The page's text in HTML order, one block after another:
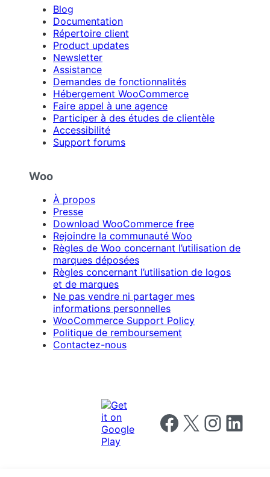
Blog
Documentation
Répertoire client
Product updates
Newsletter
Assistance
Demandes de fonctionnalités
Hébergement WooCommerce
Faire appel à une agence
Participer à des études de clientèle
Accessibilité
Support forums
Woo
À propos
Presse
Download WooCommerce free
Rejoindre la communauté Woo
Règles de Woo concernant l’utilisation de
marques déposées
Règles concernant l’utilisation de logos
et de marques
Ne pas vendre ni partager mes
informations personnelles
WooCommerce Support Policy
Politique de remboursement
Contactez-nous
Follow us on Facebook
Follow us on X Follow us on
Follow us